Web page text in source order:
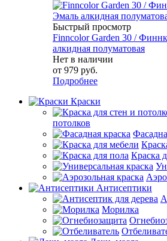
Быстрый просмотр
Finncolor Garden 30 /
алкидная полуматовая
Нет в наличии
от 979 руб.
Подробнее
Краски
потолков
Краска
Антисептики
Морилка